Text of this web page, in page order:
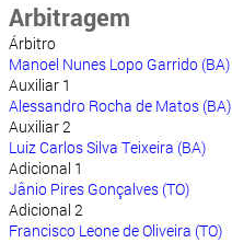
Arbitragem
Árbitro
Manoel Nunes Lopo Garrido (BA)
Auxiliar 1
Alessandro Rocha de Matos (BA)
Auxiliar 2
Luiz Carlos Silva Teixeira (BA)
Adicional 1
Jânio Pires Gonçalves (TO)
Adicional 2
Francisco Leone de Oliveira (TO)